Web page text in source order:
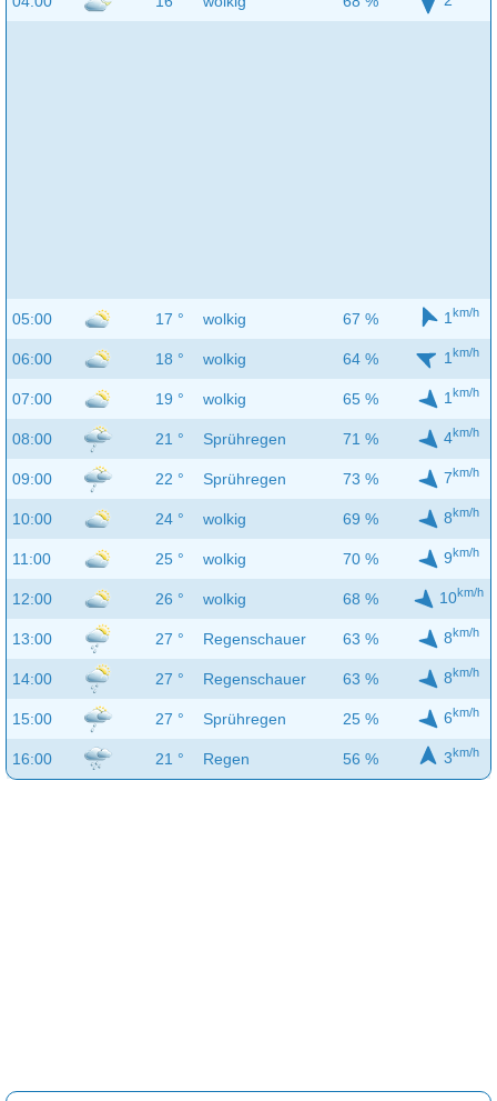
05:00 17 ° wolkig 67 % 1 km/h
06:00 18 ° wolkig 64 % 1 km/h
07:00 19 ° wolkig 65 % 1 km/h
08:00 21 ° Sprühregen 71 % 4km/h
09:00 22 ° Sprühregen 73 % 7km/h
10:00 24 ° wolkig 69 % 8km/h
11:00 25 ° wolkig 70 % 9km/h
12:00 26 ° wolkig 68 % 10km/h
13:00 27 ° Regenschauer 63 % 8km/h
14:00 27 ° Regenschauer 63 % 8km/h
15:00 27 ° Sprühregen 25 % 6km/h
16:00 21 ° Regen 56 % 3km/h